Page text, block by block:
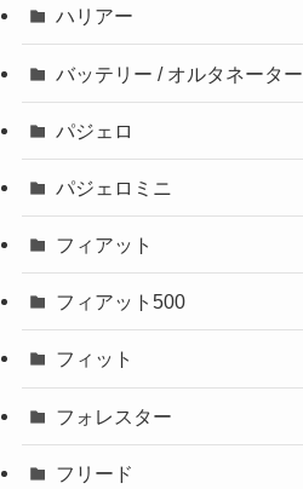
ハリアー
バッテリー / オルタネーター
パジェロ
パジェロミニ
フィアット
フィアット500
フィット
フォレスター
フリード